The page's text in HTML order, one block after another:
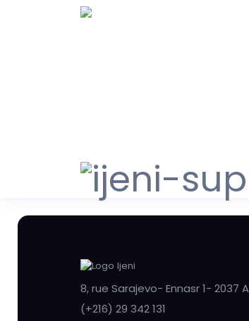
8, rue Sarajevo- Ennasr 1- 2037
(+216) 29 342 131